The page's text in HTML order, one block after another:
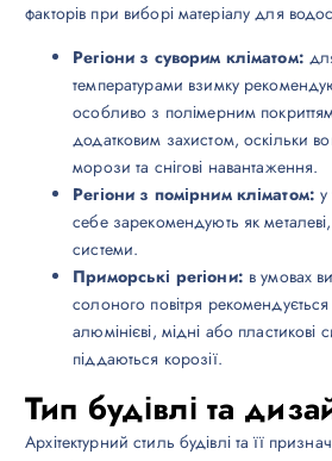
факторів при виборі матеріалу для
Регіони з суворим кліматом:
температурами взимку
особливо з полімерним
додатковим захистом, оскільки
морози та снігові навантаження.
Регіони з помірним кліматом:
себе зарекомендують як металеві,
системи.
Приморські регіони: в умовах
солоного повітря рекомендується
алюмінієві, мідні або пластикові
піддаються корозії.
Тип будівлі та
Архітектурний стиль будівлі та її